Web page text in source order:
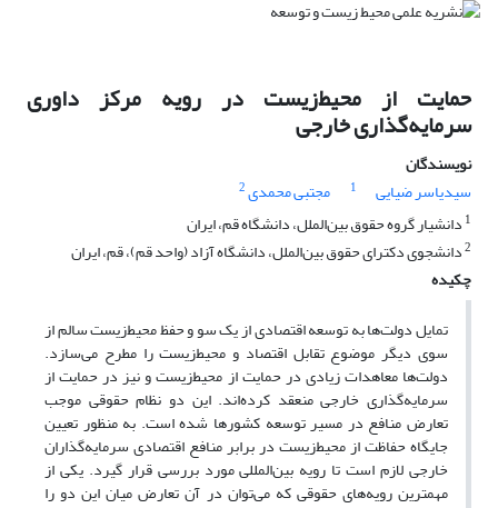
حمایت از ‌محیط‌زیست در رویه مرکز داوری
سرمایه‌گذاری خارجی
نویسندگان
سیدیاسر ضیایی
1 مجتبی محمدی2
1 دانشیار گروه حقوق بین‌الملل، دانشگاه قم، ایران
2دانشجوی دکترای حقوق بین‌الملل، دانشگاه آزاد (واحد قم)، قم، ایران
چکیده
تمایل دولت‌ها به توسعه اقتصادی از یک سو و حفظ ‌محیط‌زیست سالم از
سوی دیگر موضوع تقابل اقتصاد و ‌محیط‌زیست را مطرح می‌سازد.
دولت‌ها معاهدات زیادی در حمایت از ‌محیط‌زیست و نیز در حمایت از
سرمایه‌گذاری خارجی منعقد کرده‌اند. این دو نظام حقوقی موجب
تعارض منافع در مسیر توسعه کشورها شده است. به منظور تعیین
جایگاه حفاظت از ‌محیط‌زیست در برابر منافع اقتصادی سرمایه‌گذاران
خارجی لازم است تا رویه بین‌المللی مورد بررسی قرار گیرد. یکی از
مهمترین رویه‌های حقوقی که می‌توان در آن تعارض میان این دو را